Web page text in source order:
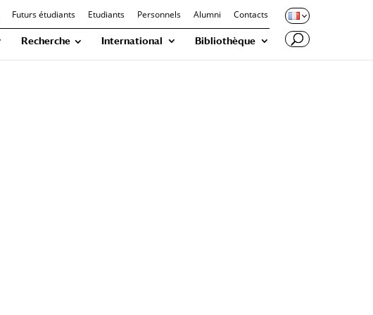
Futurs étudiants Etudiants Personnels Alumni Contacts
Recherche International Bibliothèque